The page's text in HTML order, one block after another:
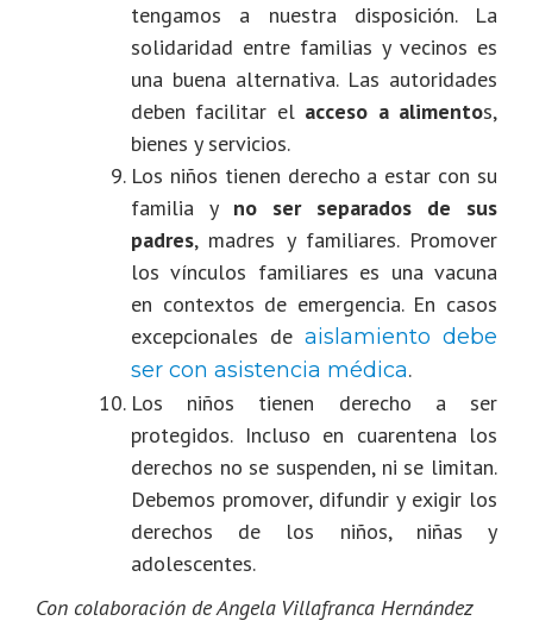
tengamos a nuestra disposición. La
solidaridad entre familias y vecinos es
una buena alternativa. Las autoridades
deben facilitar el acceso a alimentos,
bienes y servicios.
Los niños tienen derecho a estar con su
familia y no ser separados de sus
padres, madres y familiares. Promover
los vínculos familiares es una vacuna
en contextos de emergencia. En casos
excepcionales de aislamiento debe
ser con asistencia médica.
Los niños tienen derecho a ser
protegidos. Incluso en cuarentena los
derechos no se suspenden, ni se limitan.
Debemos promover, difundir y exigir los
derechos de los niños, niñas y
adolescentes.
Con colaboración de Angela Villafranca Hernández